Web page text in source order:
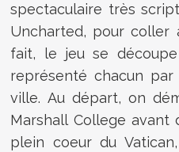
spectaculaire très
Uncharted, pour coller
fait, le jeu se
représenté chacun
ville. Au départ, on
Marshall College avant
plein coeur du